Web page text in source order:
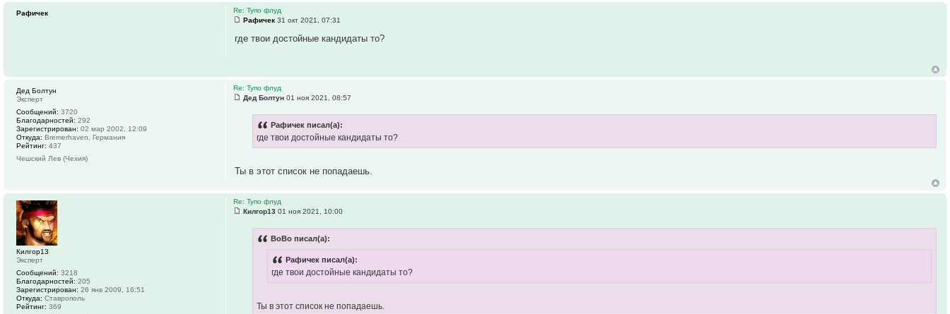
Re: Тупо флуд
Рафичек 31 окт 2021, 07:31
где твои достойные кандидаты то?
Рафичек
Re: Тупо флуд
Дед Болтун 01 ноя 2021, 08:57
Рафичек писал(а):
где твои достойные кандидаты то?
Ты в этот список не попадаешь.
Дед Болтун
Эксперт
Сообщений: 3720
Благодарностей: 292
Зарегистрирован: 02 мар 2002, 12:09
Откуда: Bremerhaven, Германия
Рейтинг: 437
Чешский Лев (Чехия)
Re: Тупо флуд
Килгор13 01 ноя 2021, 10:00
BoBo писал(а):
Рафичек писал(а):
где твои достойные кандидаты то?
Ты в этот список не попадаешь.
Килгор13
Эксперт
Сообщений: 3218
Благодарностей: 205
Зарегистрирован: 26 янв 2009, 16:51
Откуда: Ставрополь
Рейтинг: 369